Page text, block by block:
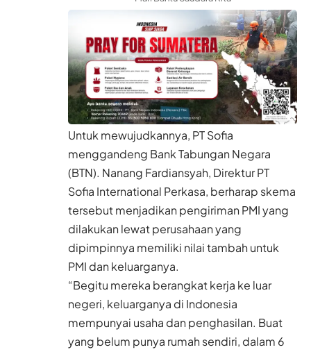
Untuk mewujudkannya, PT Sofia
menggandeng Bank Tabungan Negara
(BTN). Nanang Fardiansyah, Direktur PT
Sofia International Perkasa, berharap skema
tersebut menjadikan pengiriman PMI yang
dilakukan lewat perusahaan yang
dipimpinnya memiliki nilai tambah untuk
PMI dan keluarganya.
“Begitu mereka berangkat kerja ke luar
negeri, keluarganya di Indonesia
mempunyai usaha dan penghasilan. Buat
yang belum punya rumah sendiri, dalam 6